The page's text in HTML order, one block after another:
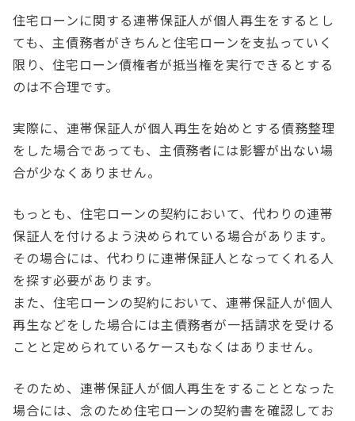
住宅ローンに関する連帯保証人が個人再生をするとし
ても、主債務者がきちんと住宅ローンを支払っていく
限り、住宅ローン債権者が抵当権を実行できるとする
のは不合理です。
実際に、連帯保証人が個人再生を始めとする債務整理
をした場合であっても、主債務者には影響が出ない場
合が少なくありません。
もっとも、住宅ローンの契約において、代わりの連帯
保証人を付けるよう決められている場合があります。
その場合には、代わりに連帯保証人となってくれる人
を探す必要があります。
また、住宅ローンの契約において、連帯保証人が個人
再生などをした場合には主債務者が一括請求を受ける
ことと定められているケースもなくはありません。
そのため、連帯保証人が個人再生をすることとなった
場合には、念のため住宅ローンの契約書を確認してお